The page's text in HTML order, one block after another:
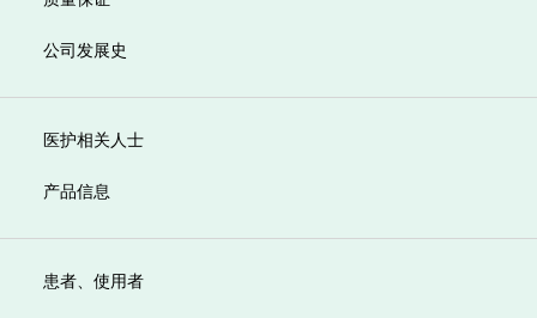
公司发展史
医护相关人士
产品信息
患者、使用者